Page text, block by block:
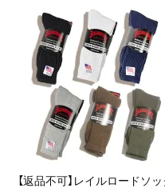
【返品不可】レイルロードソ